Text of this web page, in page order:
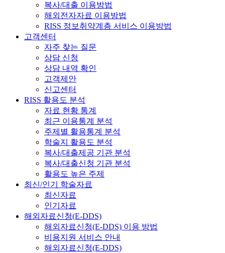
복사/대출 이용방법
해외전자자료 이용방법
RISS 정보취약계층 서비스 이용방법
고객센터
자주 찾는 질문
상담 신청
상담 내역 확인
고객제안
신고센터
RISS 활용도 분석
자료 현황 통계
최근 이용통계 분석
주제별 활용통계 분석
학술지 활용도 분석
복사/대출제공 기관 분석
복사/대출신청 기관 분석
활용도 높은 주제
최신/인기 학술자료
최신자료
인기자료
해외자료신청(E-DDS)
해외자료신청(E-DDS) 이용 방법
비용지원 서비스 안내
해외자료신청(E-DDS)